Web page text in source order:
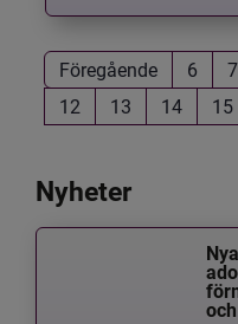
Föregående 6 7
12
13 14 15
Nyheter